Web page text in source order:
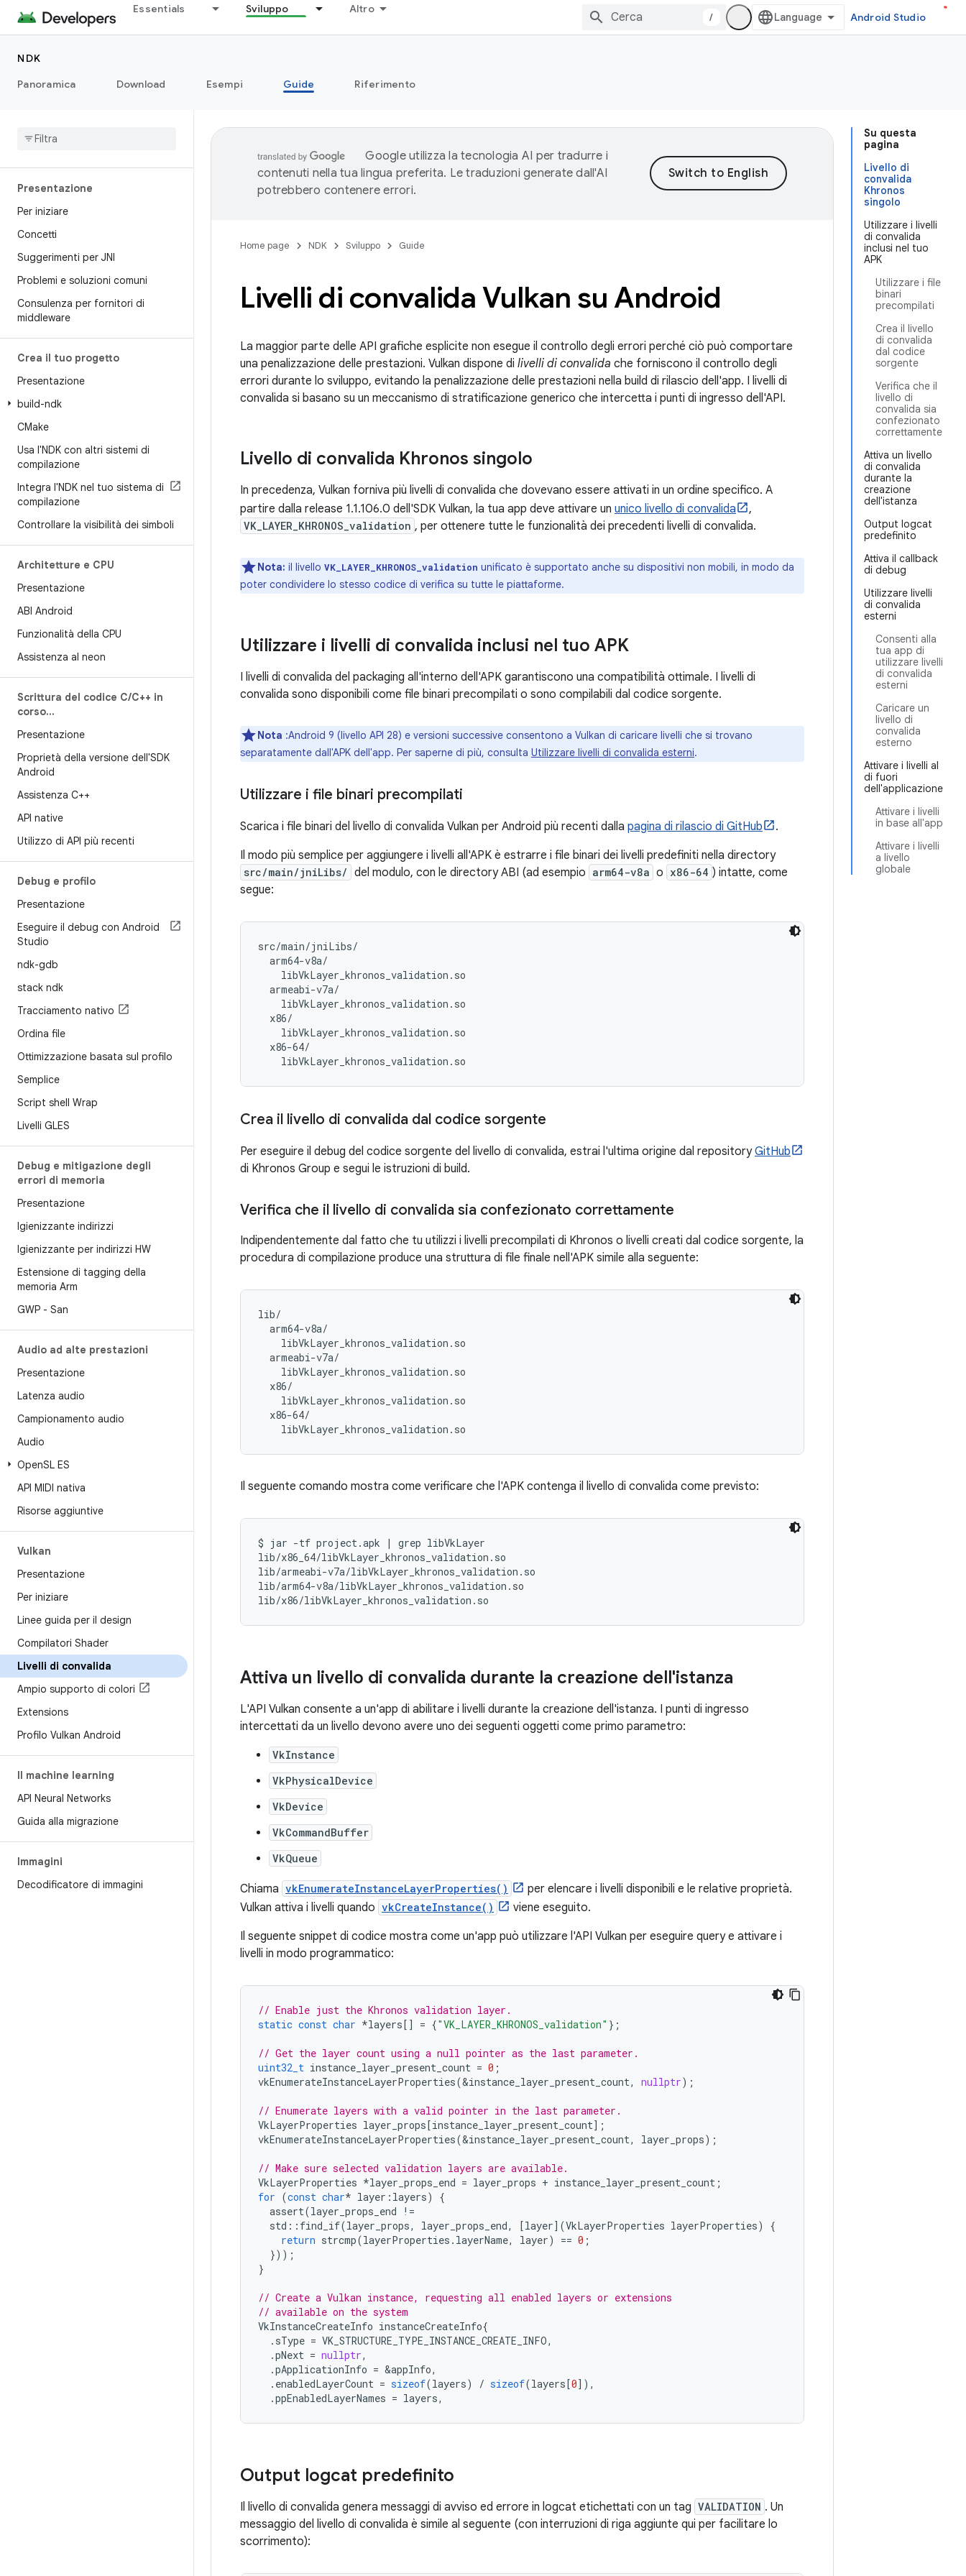
Essentials Sviluppo Altro
/ Android Studio
NDK
Panoramica
Download Esempi Guide Riferimento
Presentazione
Per iniziare
Concetti
Suggerimenti per JNI
Problemi e soluzioni comuni
Consulenza per fornitori di
middleware
Crea il tuo progetto
Presentazione
build-ndk
CMake
Usa l'NDK con altri sistemi di
compilazione
Integra l'NDK nel tuo sistema di
compilazione
Controllare la visibilità dei simboli
Architetture e CPU
Presentazione
ABI Android
Funzionalità della CPU
Assistenza al neon
Scrittura del codice C/C++ in
corso...
Presentazione
Proprietà della versione dell'SDK
Android
Assistenza C++
API native
Utilizzo di API più recenti
Debug e profilo
Presentazione
Eseguire il debug con Android
Studio
ndk-gdb
stack ndk
Tracciamento nativo
Ordina file
Ottimizzazione basata sul profilo
Semplice
Script shell Wrap
Livelli GLES
Debug e mitigazione degli
errori di memoria
Presentazione
Igienizzante indirizzi
Igienizzante per indirizzi HW
Estensione di tagging della
memoria Arm
GWP - San
Audio ad alte prestazioni
Presentazione
Latenza audio
Campionamento audio
Audio
OpenSL ES
API MIDI nativa
Risorse aggiuntive
Vulkan
Presentazione
Per iniziare
Linee guida per il design
Compilatori Shader
Livelli di convalida
Ampio supporto di colori
Extensions
Profilo Vulkan Android
Il machine learning
API Neural Networks
Guida alla migrazione
Immagini
Decodificatore di immagini
Su questa
pagina
Livello di
convalida
Khronos
singolo
Utilizzare i livelli
di convalida
inclusi nel tuo
APK
Utilizzare i file
binari
precompilati
Crea il livello
di convalida
dal codice
sorgente
Verifica che il
livello di
convalida sia
confezionato
correttamente
Attiva un livello
di convalida
durante la
creazione
dell'istanza
Output logcat
predefinito
Attiva il callback
di debug
Utilizzare livelli
di convalida
esterni
Consenti alla
tua app di
utilizzare livelli
di convalida
esterni
Caricare un
livello di
convalida
esterno
Attivare i livelli al
di fuori
dell'applicazione
Attivare i livelli
in base all'app
Attivare i livelli
a livello
globale
Google utilizza la tecnologia AI per tradurre i
contenuti nella tua lingua preferita. Le traduzioni generate dall'AI
potrebbero contenere errori.
Home page NDK Sviluppo Guide
Livelli di convalida Vulkan su Android
La maggior parte delle API grafiche esplicite non esegue il controllo degli errori perché ciò può comportare
una penalizzazione delle prestazioni. Vulkan dispone di livelli di convalida che forniscono il controllo degli
errori durante lo sviluppo, evitando la penalizzazione delle prestazioni nella build di rilascio dell'app. I livelli di
convalida si basano su un meccanismo di stratificazione generico che intercetta i punti di ingresso dell'API.
Livello di convalida Khronos singolo
In precedenza, Vulkan forniva più livelli di convalida che dovevano essere attivati in un ordine specifico. A
partire dalla release 1.1.106.0 dell'SDK Vulkan, la tua app deve attivare un unico livello di convalida ,
VK_LAYER_KHRONOS_validation , per ottenere tutte le funzionalità dei precedenti livelli di convalida.
Nota: il livello VK_LAYER_KHRONOS_validation unificato è supportato anche su dispositivi non mobili, in modo da
poter condividere lo stesso codice di verifica su tutte le piattaforme.
Utilizzare i livelli di convalida inclusi nel tuo APK
I livelli di convalida del packaging all'interno dell'APK garantiscono una compatibilità ottimale. I livelli di
convalida sono disponibili come file binari precompilati o sono compilabili dal codice sorgente.
Nota :Android 9 (livello API 28) e versioni successive consentono a Vulkan di caricare livelli che si trovano
separatamente dall'APK dell'app. Per saperne di più, consulta Utilizzare livelli di convalida esterni.
Utilizzare i file binari precompilati
Scarica i file binari del livello di convalida Vulkan per Android più recenti dalla pagina di rilascio di GitHub
.
Il modo più semplice per aggiungere i livelli all'APK è estrarre i file binari dei livelli predefiniti nella directory
src/main/jniLibs/ del modulo, con le directory ABI (ad esempio arm64-v8a o x86-64 ) intatte, come
segue:
src/main/jniLibs/
  arm64-v8a/
    libVkLayer_khronos_validation.so
  armeabi-v7a/
    libVkLayer_khronos_validation.so
  x86/
    libVkLayer_khronos_validation.so
  x86-64/
Crea il livello di convalida dal codice sorgente
Per eseguire il debug del codice sorgente del livello di convalida, estrai l'ultima origine dal repositoryGitHub
di Khronos Group e segui le istruzioni di build.
Verifica che il livello di convalida sia confezionato correttamente
Indipendentemente dal fatto che tu utilizzi i livelli precompilati di Khronos o livelli creati dal codice sorgente, la
procedura di compilazione produce una struttura di file finale nell'APK simile alla seguente:
lib/
  arm64-v8a/
    libVkLayer_khronos_validation.so
  armeabi-v7a/
    libVkLayer_khronos_validation.so
  x86/
    libVkLayer_khronos_validation.so
  x86-64/
Il seguente comando mostra come verificare che l'APK contenga il livello di convalida come previsto:
$ jar -tf project.apk | grep libVkLayer
lib/x86_64/libVkLayer_khronos_validation.so
lib/armeabi-v7a/libVkLayer_khronos_validation.so
lib/arm64-v8a/libVkLayer_khronos_validation.so
Attiva un livello di convalida durante la creazione dell'istanza
L'API Vulkan consente a un'app di abilitare i livelli durante la creazione dell'istanza. I punti di ingresso
intercettati da un livello devono avere uno dei seguenti oggetti come primo parametro:
VkInstance
VkPhysicalDevice
VkDevice
VkCommandBuffer
VkQueue
Chiama vkEnumerateInstanceLayerProperties()
per elencare i livelli disponibili e le relative proprietà.
Vulkan attiva i livelli quando vkCreateInstance()
viene eseguito.
Il seguente snippet di codice mostra come un'app può utilizzare l'API Vulkan per eseguire query e attivare i
livelli in modo programmatico:
// Enable just the Khronos validation layer.
static const char *layers[] = {"VK_LAYER_KHRONOS_validation" };
// Get the layer count using a null pointer as the last parameter.
uint32_t instance_layer_present_count = 0 ;
vkEnumerateInstanceLayerProperties(&instance_layer_present_count, nullptr);
// Enumerate layers with a valid pointer in the last parameter.
VkLayerProperties layer_props[instance_layer_present_count];
vkEnumerateInstanceLayerProperties(&instance_layer_present_count, layer_props);
// Make sure selected validation layers are available.
VkLayerProperties *layer_props_end = layer_props + instance_layer_present_count ;
for (const char* layer : layers)
{
assert(layer_props_end
!=
std :: find_if(layer_props, layer_props_end, [layer](VkLayerProperties layerProperties)
{
return strcmp(layerProperties . layerName, layer) == 0 ;
}));
}
// Create a Vulkan instance, requesting all enabled layers or extensions
// available on the system
VkInstanceCreateInfo instanceCreateInfo{
. sType = VK_STRUCTURE_TYPE_INSTANCE_CREATE_INFO,
.pNext = nullptr,
.pApplicationInfo = &appInfo,
. enabledLayerCount = sizeof(layers) / sizeof(layers[0]),
.ppEnabledLayerNames = layers,
Output logcat predefinito
Il livello di convalida genera messaggi di avviso ed errore in logcat etichettati con un tag VALIDATION . Un
messaggio del livello di convalida è simile al seguente (con interruzioni di riga aggiunte qui per facilitare lo
scorrimento):